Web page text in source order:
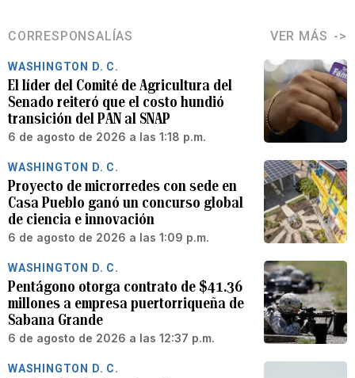
CORRESPONSALÍAS VER MÁS
WASHINGTON D. C.
El líder del Comité de Agricultura del
Senado reiteró que el costo hundió
transición del PAN al SNAP
6 de agosto de 2026 a las 1:18 p.m.
WASHINGTON D. C.
Proyecto de microrredes con sede en
Casa Pueblo ganó un concurso global
de ciencia e innovación
6 de agosto de 2026 a las 1:09 p.m.
WASHINGTON D. C.
Pentágono otorga contrato de $41.36
millones a empresa puertorriqueña de
Sabana Grande
6 de agosto de 2026 a las 12:37 p.m.
WASHINGTON D. C.